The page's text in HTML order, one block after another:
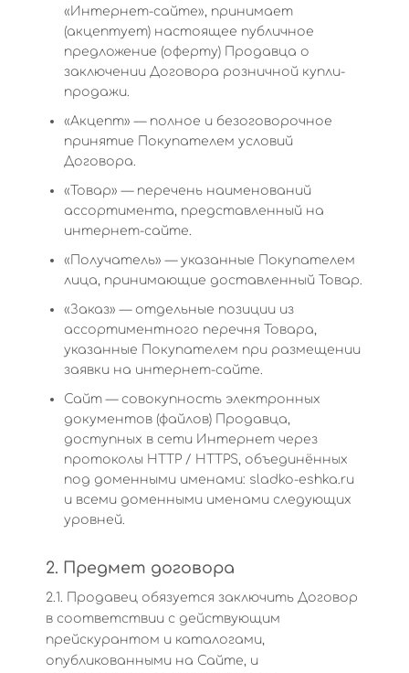
«Интернет-сайте», принимает
(акцептует) настоящее публичное
предложение (оферту) Продавца о
заключении Договора розничной купли-
продажи.
«Акцепт» — полное и безоговорочное
принятие Покупателем условий
Договора.
«Товар» — перечень наименований
ассортимента, представленный на
интернет-сайте.
«Получатель» — указанные Покупателем
лица, принимающие доставленный Товар.
«Заказ» — отдельные позиции из
ассортиментного перечня Товара,
указанные Покупателем при размещении
заявки на интернет-сайте.
Сайт — совокупность электронных
документов (файлов) Продавца,
доступных в сети Интернет через
протоколы HTTP / HTTPS, объединённых
под доменными именами: sladko-eshka.ru
и всеми доменными именами следующих
уровней.
2. Предмет договора
2.1. Продавец обязуется заключить Договор
в соответствии с действующим
прейскурантом и каталогами,
опубликованными на Сайте, и